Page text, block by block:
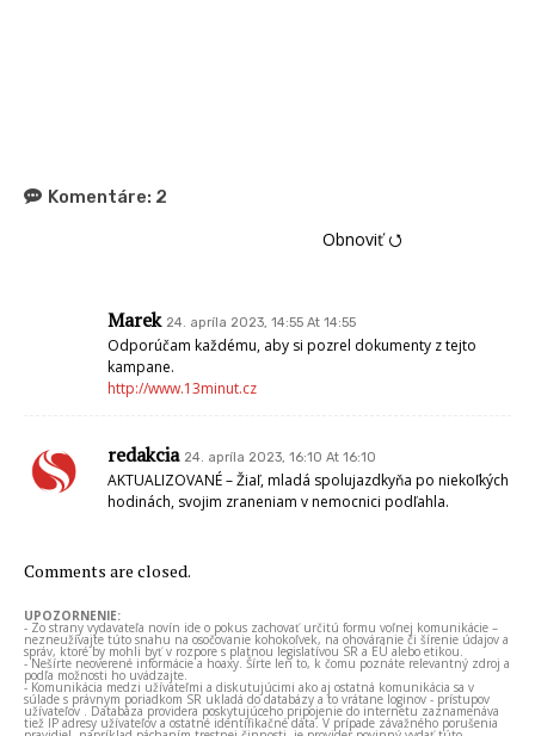
Komentáre: 2
Obnoviť ⭯
Marek 24. apríla 2023, 14:55 At 14:55
Odporúčam každému, aby si pozrel dokumenty z tejto
kampane.
http://www.13minut.cz
redakcia 24. apríla 2023, 16:10 At 16:10
AKTUALIZOVANÉ – Žiaľ, mladá spolujazdkyňa po niekoľkých
hodinách, svojim zraneniam v nemocnici podľahla.
Comments are closed.
UPOZORNENIE:
- Zo strany vydavateľa novín ide o pokus zachovať určitú formu voľnej komunikácie –
nezneužívajte túto snahu na osočovanie kohokoľvek, na ohováranie či šírenie údajov a
správ, ktoré by mohli byť v rozpore s platnou legislatívou SR a EÚ alebo etikou.
- Nešírte neoverené informácie a hoaxy. Šírte len to, k čomu poznáte relevantný zdroj a
podľa možnosti ho uvádzajte.
- Komunikácia medzi užívateľmi a diskutujúcimi ako aj ostatná komunikácia sa v
súlade s právnym poriadkom SR ukladá do databázy a to vrátane loginov - prístupov
užívateľov . Databáza providera poskytujúceho pripojenie do internetu zaznamenáva
tiež IP adresy užívateľov a ostatné identifikačné dáta. V prípade závažného porušenia